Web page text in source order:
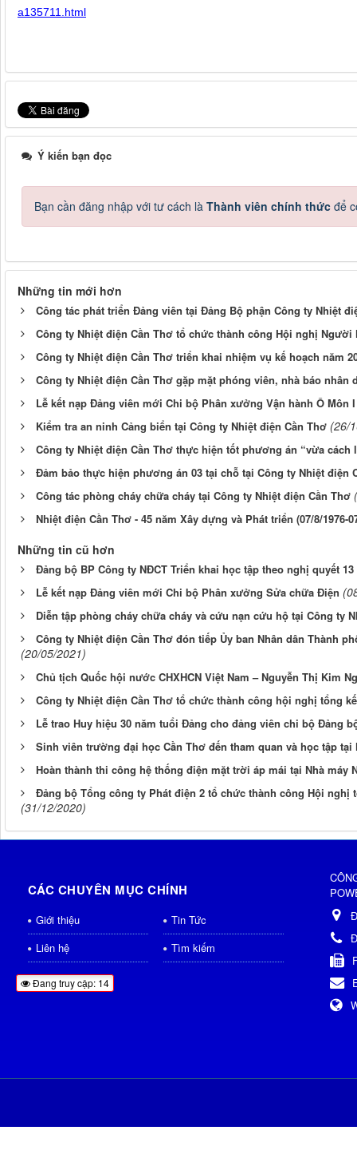
a135711.html
Ý kiến bạn đọc
Bạn cần đăng nhập với tư cách là Thành viên chính thức để
Những tin mới hơn
Công tác phát triển Đảng viên tại Đảng Bộ phận Công ty Nhiệt
Công ty Nhiệt điện Cần Thơ tổ chức thành công Hội nghị Người
Công ty Nhiệt điện Cần Thơ triển khai nhiệm vụ kế hoạch năm
Công ty Nhiệt điện Cần Thơ gặp mặt phóng viên, nhà báo nhân
Lễ kết nạp Đảng viên mới Chi bộ Phân xưởng Vận hành Ô Môn I
Kiểm tra an ninh Cảng biển tại Công ty Nhiệt điện Cần Thơ (26/
Công ty Nhiệt điện Cần Thơ thực hiện tốt phương án “vừa cách
Đảm bảo thực hiện phương án 03 tại chỗ tại Công ty Nhiệt điện
Công tác phòng cháy chữa cháy tại Công ty Nhiệt điện Cần Thơ
Nhiệt điện Cần Thơ - 45 năm Xây dựng và Phát triển (07/8/1976-
Những tin cũ hơn
Đảng bộ BP Công ty NĐCT Triển khai học tập theo nghị quyết
Lễ kết nạp Đảng viên mới Chi bộ Phân xưởng Sửa chữa Điện
Diễn tập phòng cháy chữa cháy và cứu nạn cứu hộ tại Công ty
Công ty Nhiệt điện Cần Thơ đón tiếp Ủy ban Nhân dân Thành
(20/05/2021)
Chủ tịch Quốc hội nước CHXHCN Việt Nam – Nguyễn Thị Kim
Công ty Nhiệt điện Cần Thơ tổ chức thành công hội nghị tổng
Lễ trao Huy hiệu 30 năm tuổi Đảng cho đảng viên chi bộ Đảng
Sinh viên trường đại học Cần Thơ đến tham quan và học tập tại
Hoàn thành thi công hệ thống điện mặt trời áp mái tại Nhà máy
Đảng bộ Tổng công ty Phát điện 2 tổ chức thành công Hội nghị
(31/12/2020)
CÁC CHUYÊN MỤC CHÍNH
Giới thiệu
Tin Tức
Liên hệ
Tìm kiếm
Đang truy cập: 14